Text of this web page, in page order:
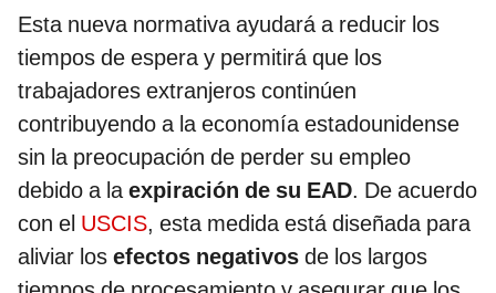
Esta nueva normativa ayudará a reducir los
tiempos de espera y permitirá que los
trabajadores extranjeros continúen
contribuyendo a la economía estadounidense
sin la preocupación de perder su empleo
debido a laexpiración de su EAD. De acuerdo
con el USCIS, esta medida está diseñada para
aliviar los efectos negativos de los largos